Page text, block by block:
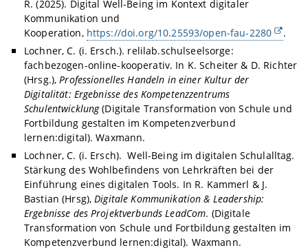
R. (2025). Digital Well-Being im Kontext digitaler
Kommunikation und
Kooperation, https://doi.org/10.25593/open-fau-2280
.
Lochner, C. (i. Ersch.). relilab.schulseelsorge:
fachbezogen-online-kooperativ. In K. Scheiter & D. Richter
(Hrsg.),Professionelles Handeln in einer Kultur der
Digitalität: Ergebnisse des Kompetenzzentrums
Schulentwicklung(Digitale Transformation von Schule und
Fortbildung gestalten im Kompetenzverbund
lernen:digital). Waxmann.
Lochner, C. (i. Ersch). Well-Being im digitalen Schulalltag.
Stärkung des Wohlbefindens von Lehrkräften bei der
Einführung eines digitalen Tools. In R. Kammerl & J.
Bastian (Hrsg),Digitale Kommunikation & Leadership:
Ergebnisse des Projektverbunds LeadCom. (Digitale
Transformation von Schule und Fortbildung gestalten im
Kompetenzverbund lernen:digital). Waxmann.